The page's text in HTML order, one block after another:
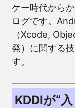
ケー時代から
ログです。
（Xcode,
発）に関する
す。
KDDIが“